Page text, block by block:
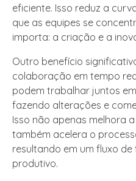
eficiente. Isso reduz a
que as equipes se
importa: a criação e a
Outro benefício
colaboração em tempo
podem trabalhar juntos
fazendo alterações e
Isso não apenas melhora
também acelera o
resultando em um fluxo
produtivo.